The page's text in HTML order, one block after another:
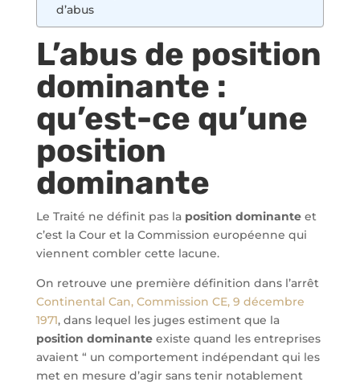
d’abus
L’abus de position
dominante :
qu’est-ce qu’une
position
dominante
Le Traité ne définit pas la position dominanteet
c’est la Cour et la Commission européenne qui
viennent combler cette lacune.
On retrouve une première définition dans l’arrêt
Continental Can, Commission CE, 9 décembre
1971, dans lequel les juges estiment que la
position dominanteexiste quand les entreprises
avaient “ un comportement indépendant qui les
met en mesure d’agir sans tenir notablement